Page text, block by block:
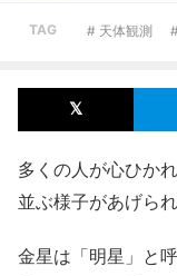
TAG # 天体観測
多くの人が心ひか
並ぶ様子があげられ
金星は「明星」と